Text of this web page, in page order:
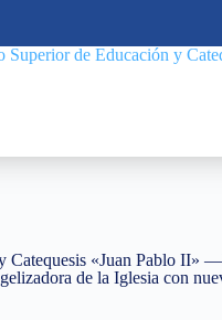
«Juan Pablo II»
de la Iglesia con